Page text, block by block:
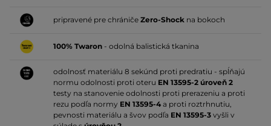
pripravené pre chrániče Zero-Shock na bokoch
100% Twaron - odolná balistická tkanina
odolnosť materiálu 8 sekúnd proti predratiu - spĺňajú
normu odolnosti proti oteru EN 13595-2 úroveň 2
testy na stanovenie odolnosti proti prerazeniu a proti
rezu podľa normy EN 13595-4 a proti roztrhnutiu,
pevnosti materiálu a švov podľa EN 13595-3 vyšli v